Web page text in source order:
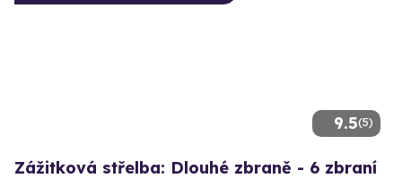
9.5(5)
Zážitková střelba: Dlouhé zbraně - 6 zbraní